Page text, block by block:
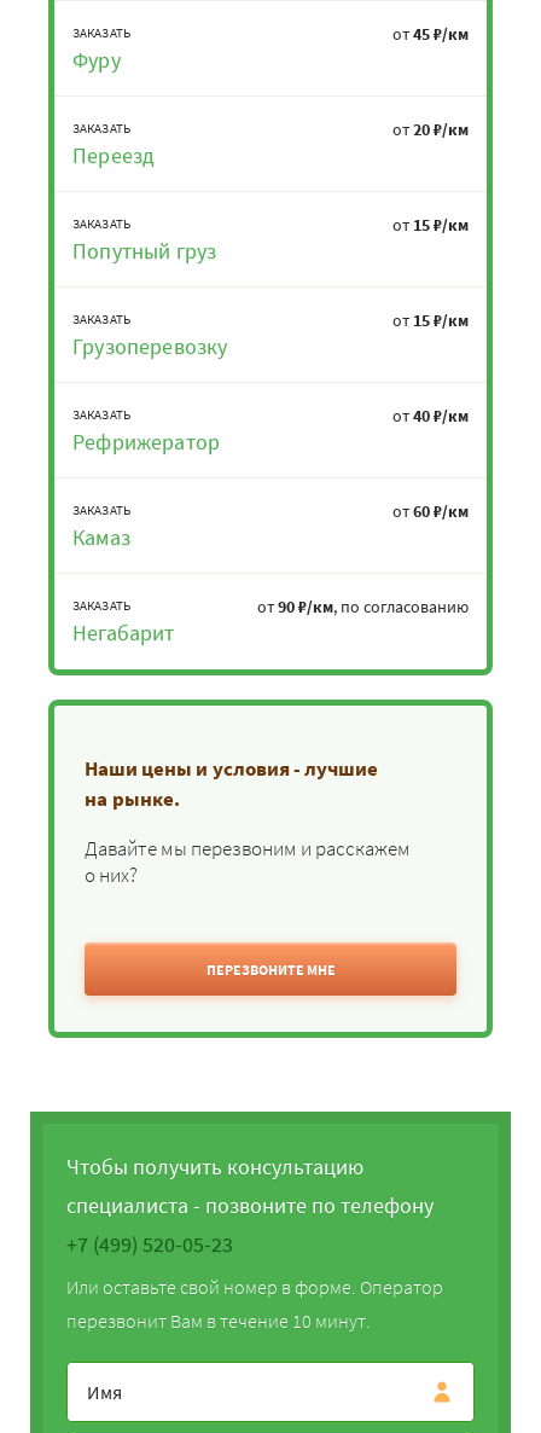
ЗАКАЗАТЬ
Фуру
от45 ₽/км
ЗАКАЗАТЬ
Переезд
от20 ₽/км
ЗАКАЗАТЬ
Попутный груз
от 15 ₽/км
ЗАКАЗАТЬ
Грузоперевозку
от 15 ₽/км
ЗАКАЗАТЬ
Рефрижератор
от40 ₽/км
ЗАКАЗАТЬ
Камаз
от60 ₽/км
ЗАКАЗАТЬ
Негабарит
от90 ₽/км, по согласованию
Наши цены и условия - лучшие
на рынке.
Давайте мы перезвоним и расскажем
о них?
ПЕРЕЗВОНИТЕ МНЕ
Чтобы получить консультацию
специалиста - позвоните по телефону
+7 (499) 520-05-23
Или оставьте свой номер в форме. Оператор
перезвонит Вам в течение 10 минут.